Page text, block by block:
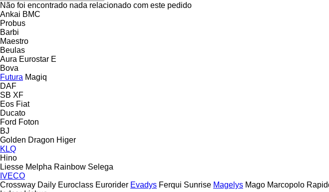
Não foi encontrado nada relacionado com este pedido
Ankai BMC
Probus
Barbi
Maestro
Beulas
Aura Eurostar E
Bova
Futura Magiq
DAF
SB XF
Eos Fiat
Ducato
Ford Foton
BJ
Golden Dragon Higer
KLQ
Hino
Liesse Melpha Rainbow Selega
IVECO
Crossway Daily Euroclass Eurorider Evadys Ferqui Sunrise Magelys Mago Marcopolo